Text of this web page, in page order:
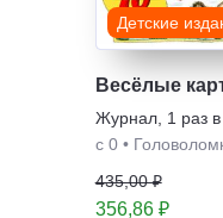
Детские
Весёлые
Журнал, 1 раз
с 0•
435,00 ₽
356,86 ₽